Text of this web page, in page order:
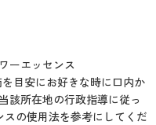
ーエッセンス
目安にお好きな時に口内か
該所在地の行政指導に従っ
の使用法を参考にしてくだ